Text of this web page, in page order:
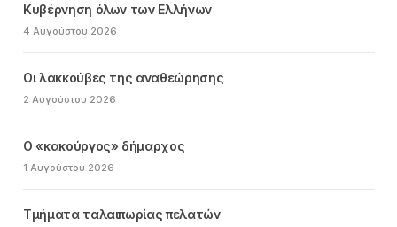
Κυβέρνηση όλων των Ελλήνων
4 Αυγούστου 2026
Οι λακκούβες της αναθεώρησης
2 Αυγούστου 2026
Ο «κακούργος» δήμαρχος
1 Αυγούστου 2026
Τμήματα ταλαιπωρίας πελατών